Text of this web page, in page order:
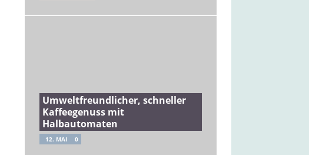
Umweltfreundlicher, schneller
Kaffeegenuss mit
Halbautomaten
12. MAI 0